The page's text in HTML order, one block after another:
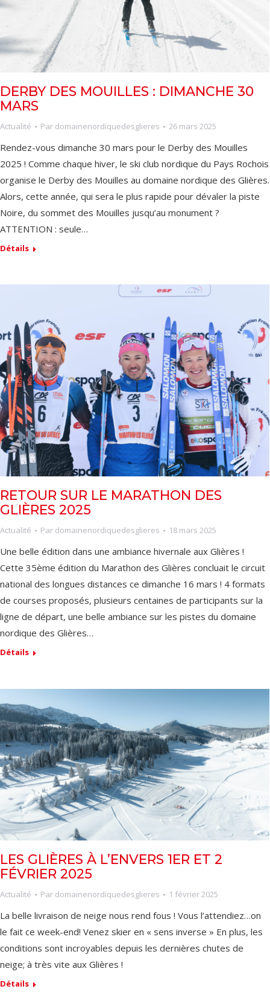
DERBY DES MOUILLES : DIMANCHE 30
MARS
Actualité Par domainenordiquedesglieres 26 mars 2025
Rendez-vous dimanche 30 mars pour le Derby des Mouilles
2025 ! Comme chaque hiver, le ski club nordique du Pays Rochois
organise le Derby des Mouilles au domaine nordique des Glières.
Alors, cette année, qui sera le plus rapide pour dévaler la piste
Noire, du sommet des Mouilles jusqu’au monument ?
ATTENTION : seule…
Détails
RETOUR SUR LE MARATHON DES
GLIÈRES 2025
Actualité Par domainenordiquedesglieres 18 mars 2025
Une belle édition dans une ambiance hivernale aux Glières !
Cette 35ème édition du Marathon des Glières concluait le circuit
national des longues distances ce dimanche 16 mars ! 4 formats
de courses proposés, plusieurs centaines de participants sur la
ligne de départ, une belle ambiance sur les pistes du domaine
nordique des Glières…
Détails
LES GLIÈRES À L’ENVERS 1ER ET 2
FÉVRIER 2025
Actualité Par domainenordiquedesglieres 1 février 2025
La belle livraison de neige nous rend fous ! Vous l’attendiez…on
le fait ce week-end! Venez skier en « sens inverse » En plus, les
conditions sont incroyables depuis les dernières chutes de
neige; à très vite aux Glières !
Détails